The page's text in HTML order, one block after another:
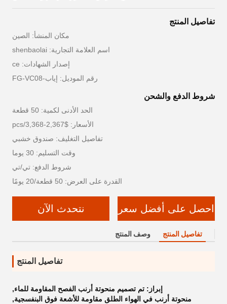
تفاصيل المنتج
مكان المنشأ: الصين
اسم العلامة التجارية: shenbaolai
إصدار الشهادات: ce
رقم الموديل: إياب-FG-VC08
شروط الدفع والشحن
الحد الأدنى لكمية: 50 قطعة
الأسعار: $2,367-3,368/pcs
تفاصيل التغليف: صندوق خشبي
وقت التسليم: 30 يوما
شروط الدفع: تي/تي
القدرة على العرض: 50 قطعة/20 يومًا
احصل على أفضل سعر نتحدث الآن
تفاصيل المنتج وصف المنتج
تفاصيل المنتج
إبراز: تم تصميم منحوتة أرنب الفصح المقاومة للماء,
منحوتة أرنب في الهواء الطلق مقاومة للأشعة فوق البنفسجية,